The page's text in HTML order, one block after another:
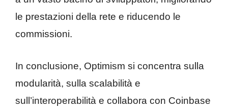
le prestazioni della rete e riducendo le
commissioni.
In conclusione, Optimism si concentra sulla
modularità, sulla scalabilità e
sull’interoperabilità e collabora con Coinbase